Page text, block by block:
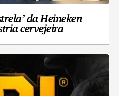
da Heineken
cervejeira